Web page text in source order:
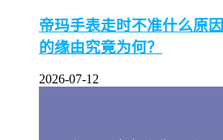
帝玛手表走时不准什么原
的缘由究竟为何？
2026-07-12